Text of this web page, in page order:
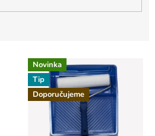
Novinka
Tip
Doporučujeme